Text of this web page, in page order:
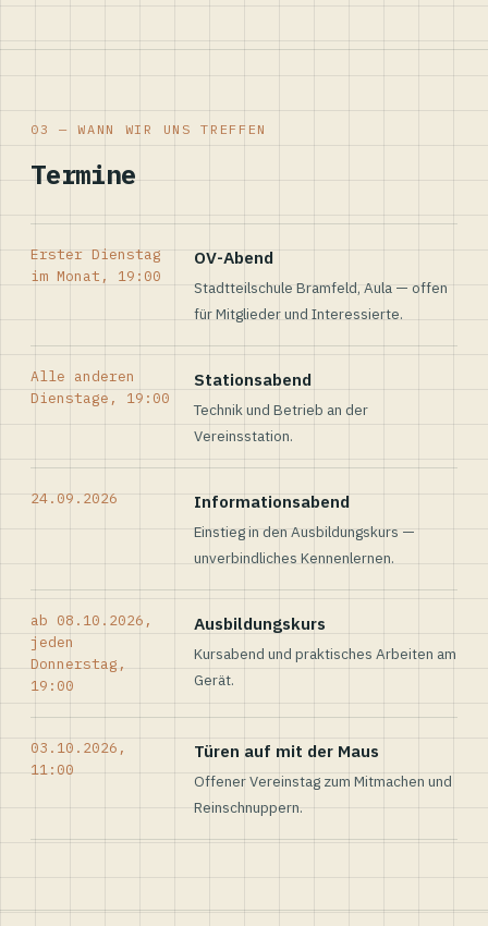
03 — WANN WIR UNS TREFFEN
Termine
Erster Dienstag
im Monat, 19:00
OV-Abend
Stadtteilschule Bramfeld, Aula — offen
für Mitglieder und Interessierte.
Alle anderen
Dienstage, 19:00
Stationsabend
Technik und Betrieb an der
Vereinsstation.
24.09.2026 Informationsabend
Einstieg in den Ausbildungskurs —
unverbindliches Kennenlernen.
ab 08.10.2026,
jeden
Donnerstag,
19:00
Ausbildungskurs
Kursabend und praktisches Arbeiten am
Gerät.
03.10.2026,
11:00
Türen auf mit der Maus
Offener Vereinstag zum Mitmachen und
Reinschnuppern.